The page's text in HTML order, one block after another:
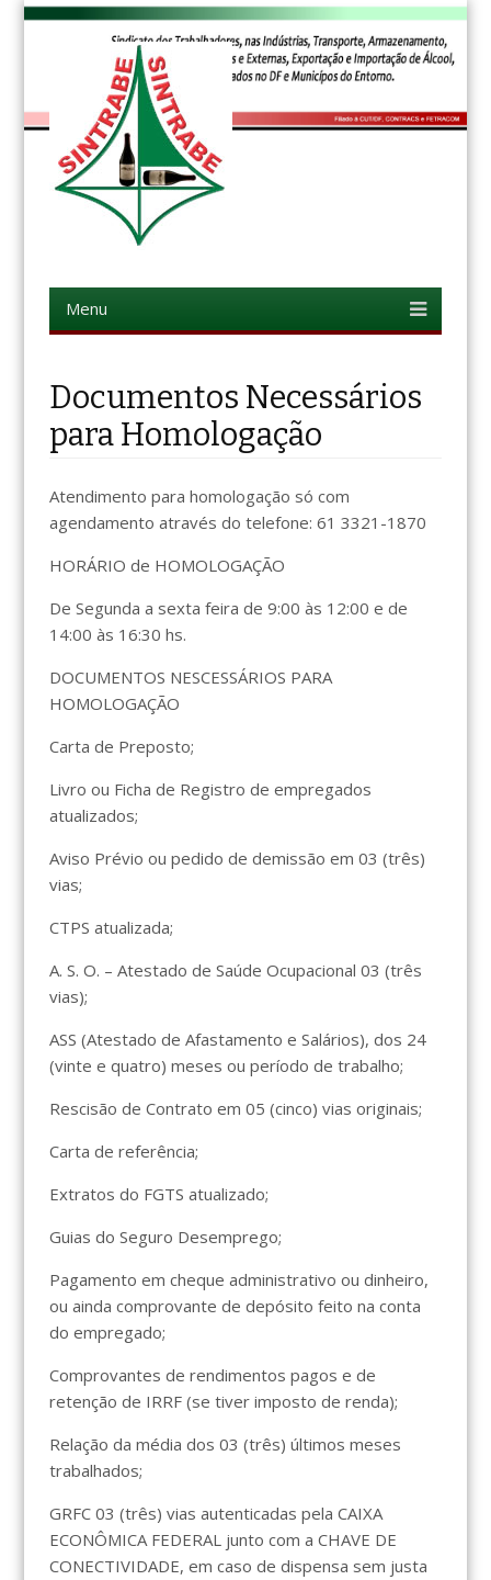
SINTRABE-DF
minicípios do entorno.
Menu
Documentos Necessários
para Homologação
Atendimento para homologação só com
agendamento através do telefone: 61 3321-1870
HORÁRIO de HOMOLOGAÇÃO
De Segunda a sexta feira de 9:00 às 12:00 e de
14:00 às 16:30 hs.
DOCUMENTOS NESCESSÁRIOS PARA
HOMOLOGAÇÃO
Carta de Preposto;
Livro ou Ficha de Registro de empregados
atualizados;
Aviso Prévio ou pedido de demissão em 03 (três)
vias;
CTPS atualizada;
A. S. O. – Atestado de Saúde Ocupacional 03 (três
vias);
ASS (Atestado de Afastamento e Salários), dos 24
(vinte e quatro) meses ou período de trabalho;
Rescisão de Contrato em 05 (cinco) vias originais;
Carta de referência;
Extratos do FGTS atualizado;
Guias do Seguro Desemprego;
Pagamento em cheque administrativo ou dinheiro,
ou ainda comprovante de depósito feito na conta
do empregado;
Comprovantes de rendimentos pagos e de
retenção de IRRF (se tiver imposto de renda);
Relação da média dos 03 (três) últimos meses
trabalhados;
GRFC 03 (três) vias autenticadas pela CAIXA
ECONÔMICA FEDERAL junto com a CHAVE DE
CONECTIVIDADE, em caso de dispensa sem justa